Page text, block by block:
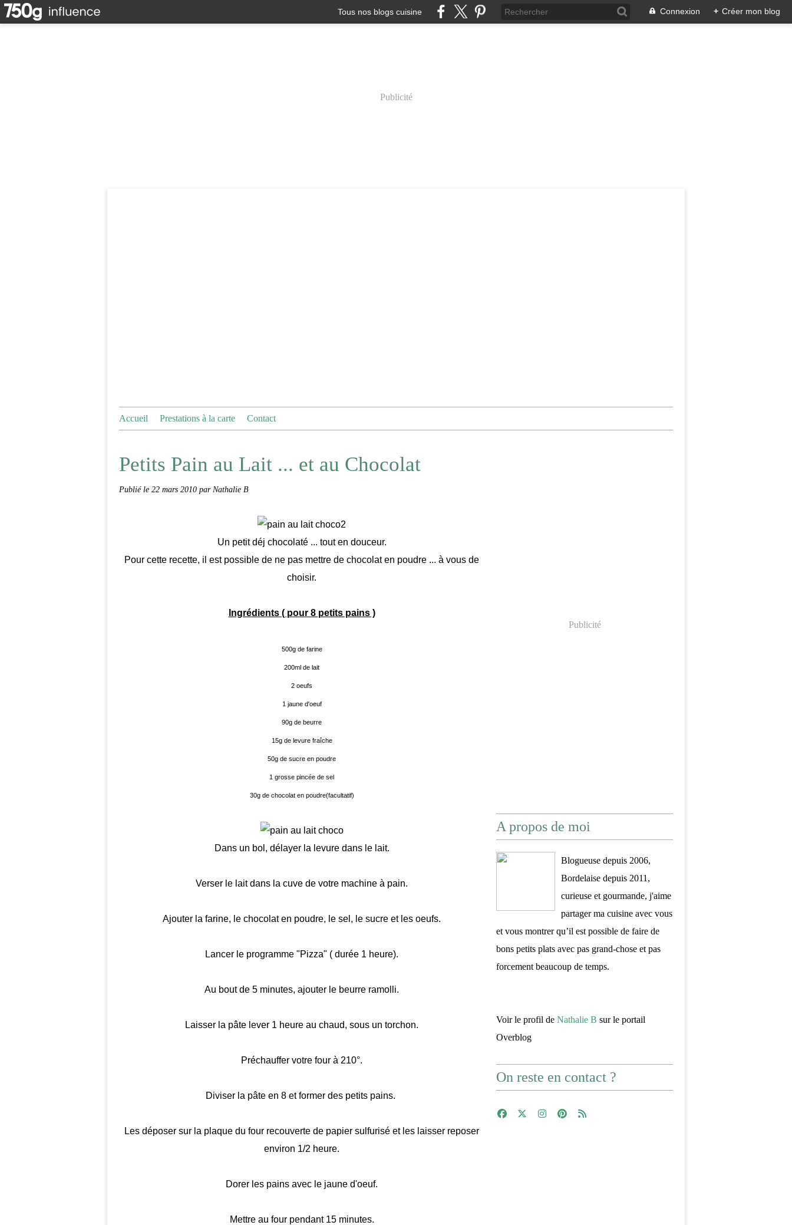
Tous nos blogs cuisine Connexion + Créer mon blog
Publicité
Accueil Prestations à la carte Contact
Petits Pain au Lait ... et au Chocolat
Publié le 22 mars 2010 par Nathalie B
Un petit déj chocolaté ... tout en douceur.
Pour cette recette, il est possible de ne pas mettre de chocolat en poudre ... à vous de
choisir.
Ingrédients ( pour 8 petits pains )
500g de farine
200ml de lait
2 oeufs
1 jaune d'oeuf
90g de beurre
15g de levure fraîche
50g de sucre en poudre
1 grosse pincée de sel
30g de chocolat en poudre(facultatif)
Dans un bol, délayer la levure dans le lait.
Verser le lait dans la cuve de votre machine à pain.
Ajouter la farine, le chocolat en poudre, le sel, le sucre et les oeufs.
Lancer le programme "Pizza" ( durée 1 heure).
Au bout de 5 minutes, ajouter le beurre ramolli.
Laisser la pâte lever 1 heure au chaud, sous un torchon.
Préchauffer votre four à 210°.
Diviser la pâte en 8 et former des petits pains.
Les déposer sur la plaque du four recouverte de papier sulfurisé et les laisser reposer
environ 1/2 heure.
Dorer les pains avec le jaune d'oeuf.
Mettre au four pendant 15 minutes.
Publicité
A propos de moi
Blogueuse depuis 2006,
Bordelaise depuis 2011,
curieuse et gourmande, j'aime
partager ma cuisine avec vous
et vous montrer qu’il est possible de faire de
bons petits plats avec pas grand-chose et pas
forcement beaucoup de temps.
Voir le profil de Nathalie B sur le portail
Overblog
On reste en contact ?